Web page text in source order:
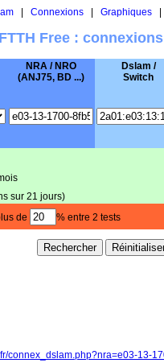
| Connexions| Graphiques|
Free :
NRA / NRO
(ANJ75, BD ...)
Dslam /
Switch
sur 21 jours)
de % entre 2 tests
connex_dslam.php?nra=e03-13-